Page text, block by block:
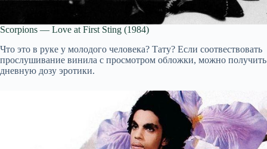
Scorpions — Love at First Sting (1984)
Что это в руке у молодого человека? Тату? Если соотвествовать
прослушивание винила с просмотром обложки, можно получить
дневную дозу эротики.